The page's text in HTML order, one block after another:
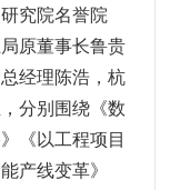
究院名誉院
原董事长鲁贵
经理陈浩 ，杭
，分别围绕《数
《以工程项目
产线变革》